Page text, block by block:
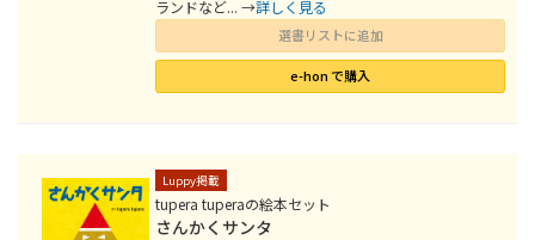
ランドなど... →詳しく見る
選書リストに追加
e-hon で購入
Luppy掲載
tupera tuperaの絵本セット
さんかくサンタ